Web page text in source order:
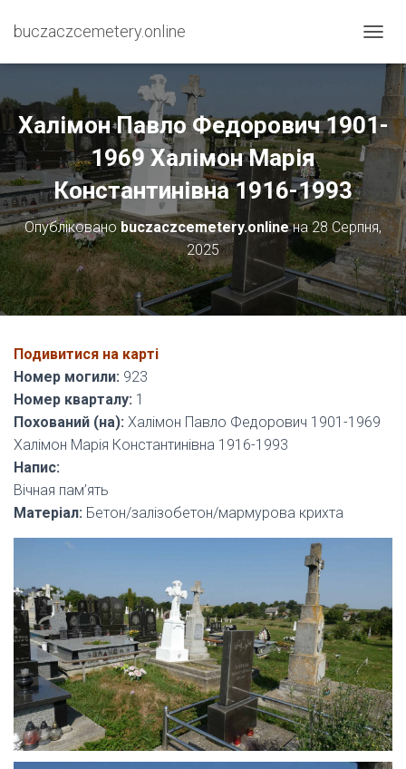
buczaczcemetery.online
Е
М
К
Н
И
Н
А
І
Г
А
Халімон Павло Федорович 1901-
1969 Халімон Марія
Константинівна 1916-1993
Опублікованоbuczaczcemetery.onlineна28 Серпня,
2025
Подивитися на карті
Номер могили: 923
Номер кварталу: 1
Похований (на): Халімон Павло Федорович 1901-1969
Халімон Марія Константинівна 1916-1993
Напис:
Вічная пам’ять
Матеріал: Бетон/залізобетон/мармурова крихта